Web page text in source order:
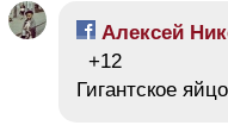
Алексей
+12
Гигантское